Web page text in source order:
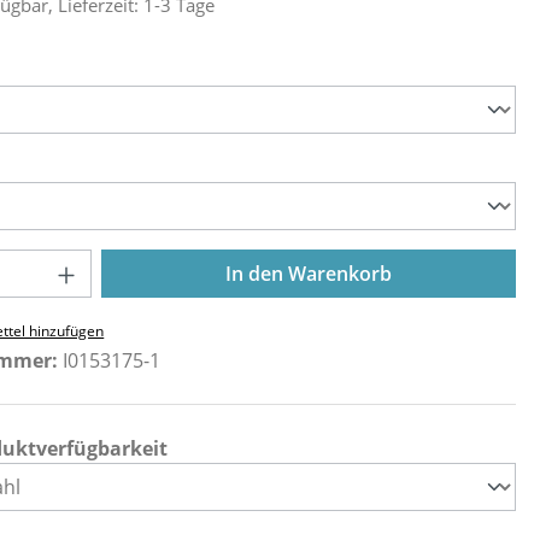
Anzahl: Gib den gewünschten Wert
In den Warenkorb
hinzufügen
I0153175-1